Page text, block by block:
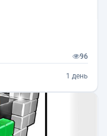
96
1 день